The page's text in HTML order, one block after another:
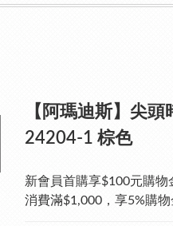
【阿瑪迪斯】尖
24204-1 棕色
新會員首購享$100元購物
消費滿$1,000，享5%購